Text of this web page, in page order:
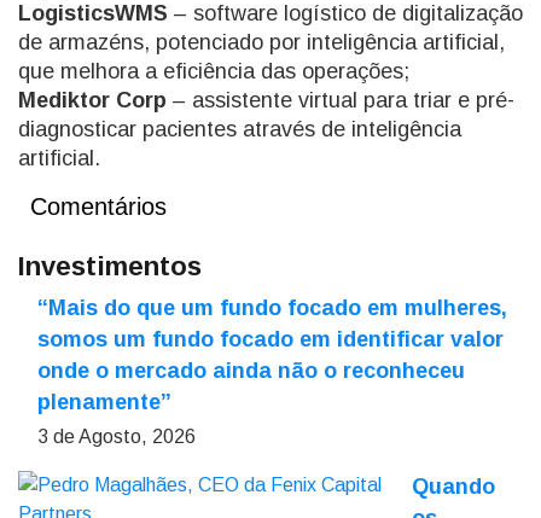
LogisticsWMS – software logístico de digitalização
de armazéns, potenciado por inteligência artificial,
que melhora a eficiência das operações;
Mediktor Corp – assistente virtual para triar e pré-
diagnosticar pacientes através de inteligência
artificial.
Comentários
Investimentos
“Mais do que um fundo focado em mulheres,
somos um fundo focado em identificar valor
onde o mercado ainda não o reconheceu
plenamente”
3 de Agosto, 2026
Quando